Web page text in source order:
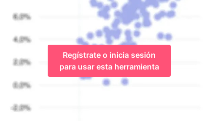
Regístrate o inicia sesión
para usar esta herramienta